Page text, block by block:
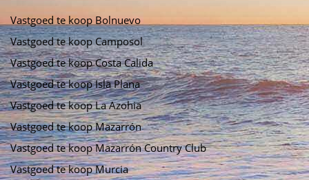
Vastgoed te koop Bolnuevo
Vastgoed te koop Camposol
Vastgoed te koop Costa Calida
Vastgoed te koop Isla Plana
Vastgoed te koop La Azohia
Vastgoed te koop Mazarrón
Vastgoed te koop Mazarrón Country Club
Vastgoed te koop Murcia